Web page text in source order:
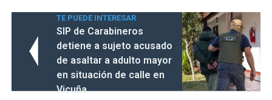
TE PUEDE INTERESAR
SIP de Carabineros
detiene a sujeto acusado
de asaltar a adulto mayor
en situación de calle en
Vicuña